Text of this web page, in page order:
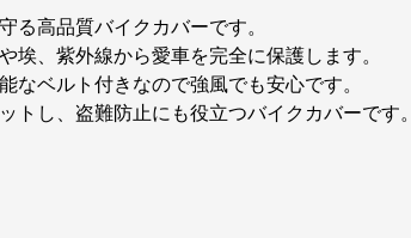
る高品質バイクカバーです。
埃、紫外線から愛車を完全に保護します。
なベルト付きなので強風でも安心です。
トし、盗難防止にも役立つバイクカバーです。